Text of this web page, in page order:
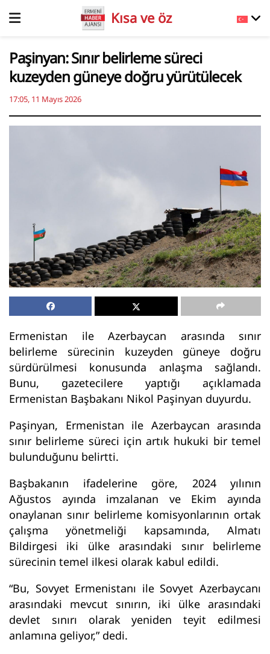
Kısa ve öz
Paşinyan: Sınır belirleme süreci
kuzeyden güneye doğru yürütülecek
17:05, 11 Mayıs 2026
Ermenistan ile Azerbaycan arasında sınır
belirleme sürecinin kuzeyden güneye doğru
sürdürülmesi konusunda anlaşma sağlandı.
Bunu, gazetecilere yaptığı açıklamada
Ermenistan Başbakanı Nikol Paşinyan duyurdu.
Paşinyan, Ermenistan ile Azerbaycan arasında
sınır belirleme süreci için artık hukuki bir temel
bulunduğunu belirtti.
Başbakanın ifadelerine göre, 2024 yılının
Ağustos ayında imzalanan ve Ekim ayında
onaylanan sınır belirleme komisyonlarının ortak
çalışma yönetmeliği kapsamında, Almatı
Bildirgesi iki ülke arasındaki sınır belirleme
sürecinin temel ilkesi olarak kabul edildi.
“Bu, Sovyet Ermenistanı ile Sovyet Azerbaycanı
arasındaki mevcut sınırın, iki ülke arasındaki
devlet sınırı olarak yeniden teyit edilmesi
anlamına geliyor,” dedi.